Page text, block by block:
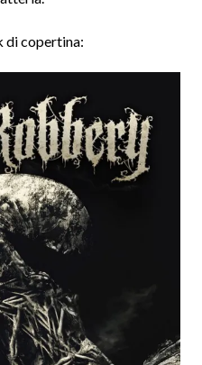
di copertina: